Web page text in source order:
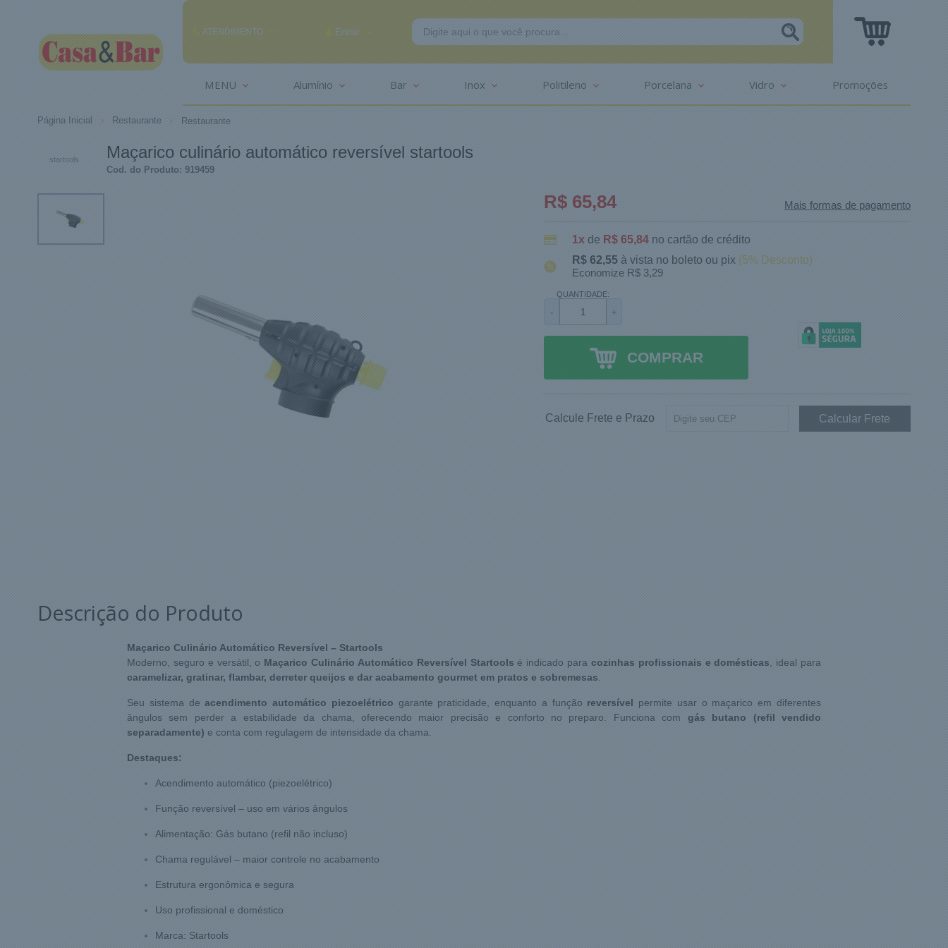
ATENDIMENTO
(85) 99291-2625
Entrar
MENU Alumínio Bar Inox Politileno Porcelana Vidro Promoções
Página Inicial Restaurante Restaurante
startools Maçarico culinário automático reversível startools
Cod. do Produto: 919459
R$ 65,84 Mais formas de pagamento
1x de R$ 65,84 no cartão de crédito
R$ 62,55à vista no boleto ou pix (5% Desconto)
Economize R$ 3,29
QUANTIDADE:
- +
COMPRAR
Calcule Frete e Prazo
Descrição do Produto
Maçarico Culinário Automático Reversível – Startools
Moderno, seguro e versátil, o Maçarico Culinário Automático Reversível Startools é indicado para cozinhas profissionais e domésticas, ideal para
caramelizar, gratinar, flambar, derreter queijos e dar acabamento gourmet em pratos e sobremesas.
Seu sistema deacendimento automático piezoelétrico garante praticidade, enquanto a função reversível permite usar o maçarico em diferentes
ângulos sem perder a estabilidade da chama, oferecendo maior precisão e conforto no preparo. Funciona com gás butano (refil vendido
separadamente) e conta com regulagem de intensidade da chama.
Destaques:
Acendimento automático (piezoelétrico)
Função reversível – uso em vários ângulos
Alimentação: Gás butano (refil não incluso)
Chama regulável – maior controle no acabamento
Estrutura ergonômica e segura
Uso profissional e doméstico
Marca: Startools